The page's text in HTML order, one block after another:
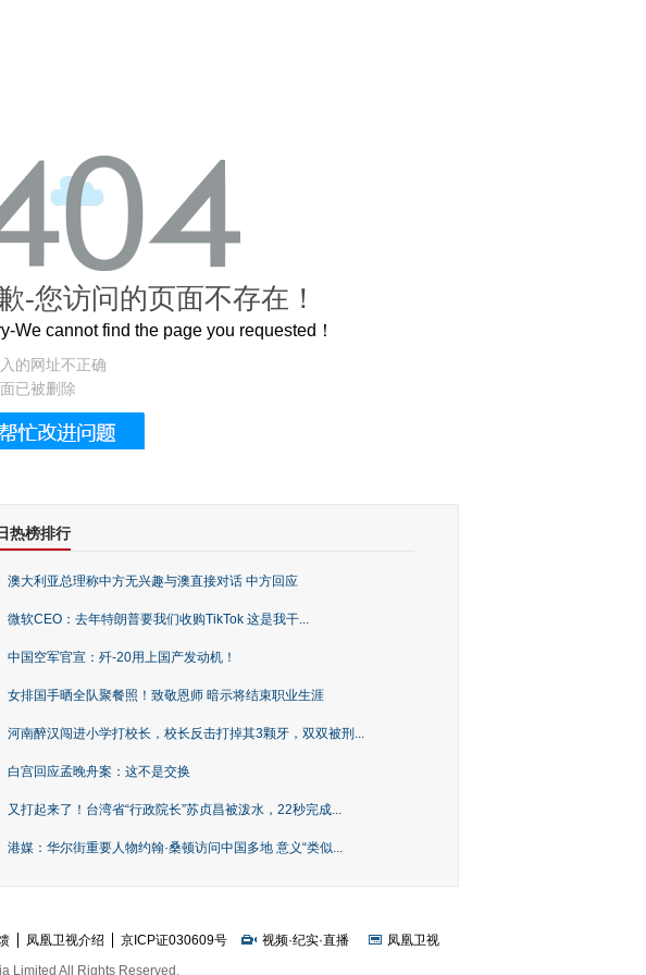
了600岁的紫禁城
-您访问的页面不存在！
We cannot find the page you requested！
的网址不正确
已被删除
热榜排行
澳大利亚总理称中方无兴趣与澳直接对话 中方回应
微软CEO：去年特朗普要我们收购TikTok 这是我干...
中国空军官宣：歼-20用上国产发动机！
女排国手晒全队聚餐照！致敬恩师 暗示将结束职业生涯
河南醉汉闯进小学打校长，校长反击打掉其3颗牙，双双被刑...
白宫回应孟晚舟案：这不是交换
又打起来了！台湾省“行政院长”苏贞昌被泼水，22秒完成...
港媒：华尔街重要人物约翰·桑顿访问中国多地 意义“类似...
凤凰卫视介绍 京ICP证030609号 视频·纪实·直播
凤凰卫视
Limited All Rights Reserved.